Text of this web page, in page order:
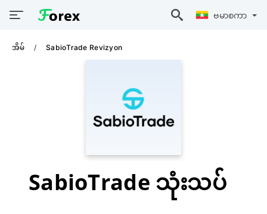
ဗမာစကာ
အိမ် SabioTrade Revizyon
SabioTrade သုံးသပ်